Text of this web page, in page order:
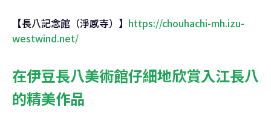
【長八記念館（淨感寺）】 https://chouhachi-mh.izu-
westwind.net/
在伊豆長八美術館仔細地欣賞入江長八
的精美作品